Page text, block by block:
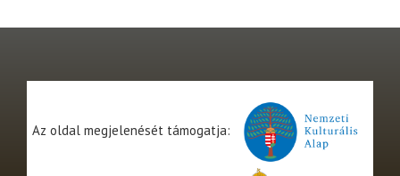
Az oldal megjelenését támogatja: